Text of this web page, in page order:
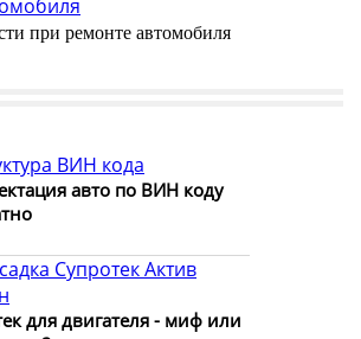
при ремонте автомобиля
авто по ВИН коду
для двигателя - миф или